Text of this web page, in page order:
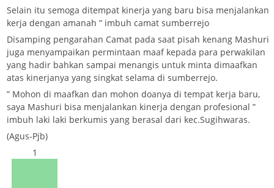
Selain itu semoga ditempat kinerja yang baru bisa menjalankan
kerja dengan amanah ” imbuh camat sumberrejo
Disamping pengarahan Camat pada saat pisah kenang Mashuri
juga menyampaikan permintaan maaf kepada para perwakilan
yang hadir bahkan sampai menangis untuk minta dimaafkan
atas kinerjanya yang singkat selama di sumberrejo.
” Mohon di maafkan dan mohon doanya di tempat kerja baru,
saya Mashuri bisa menjalankan kinerja dengan profesional ”
imbuh laki laki berkumis yang berasal dari kec.Sugihwaras.
(Agus-Pjb)
1